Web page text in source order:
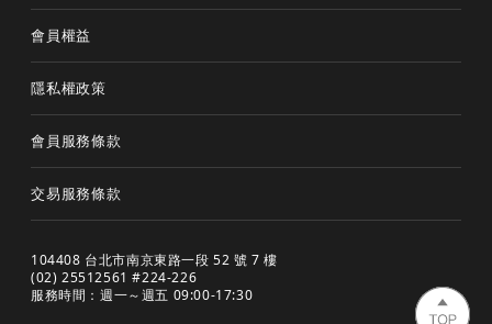
會員權益
隱私權政策
會員服務條款
交易服務條款
104408 台北市南京東路一段 52 號 7 樓
(02) 25512561 #224-226
服務時間：週一～週五 09:00-17:30